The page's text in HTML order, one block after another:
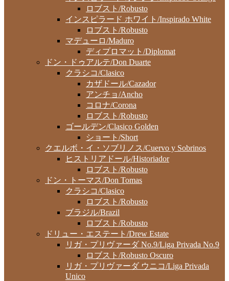
ロブスト/Robusto
インスピラード ホワイト/Inspirado White
ロブスト/Robusto
マデューロ/Maduro
ディプロマット/Diplomat
ドン・ドゥアルテ/Don Duarte
クラシコ/Clasico
カザドール/Cazador
アンチョ/Ancho
コロナ/Corona
ロブスト/Robusto
ゴールデン/Clasico Golden
ショート/Short
クエルボ・イ・ソブリノス/Cuervo y Sobrinos
ヒストリアドール/Historiador
ロブスト/Robusto
ドン・トーマス/Don Tomas
クラシコ/Clasico
ロブスト/Robusto
ブラジル/Brazil
ロブスト/Robusto
ドリュー・エステート/Drew Estate
リガ・プリヴァーダ No.9/Liga Privada No.9
ロブスト/Robusto Oscuro
リガ・プリヴァーダ ウニコ/Liga Privada
Unico